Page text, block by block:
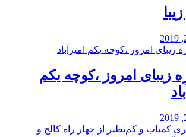
زیبای امروز ،کوچه یکم